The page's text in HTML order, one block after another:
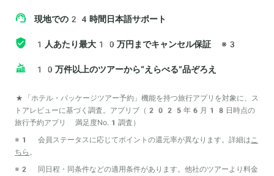
現地での24時間日本語サポート
1人あたり最大10万円までキャンセル保証 ※3
10万件以上のツアーから“えらべる”品ぞろえ
*「ホテル・パッケージツアー予約」機能を持つ旅行アプリを対象に、ス
トアレビューに基づく調査。アプリブ（2025年6月18日時点の
旅行予約アプリ 満足度No.1調査）
※1 会員ステータスに応じてポイントの還元率が異なります。詳細は こ
ちら 。
※2 同日程・同条件などの適用条件があります。他社のツアーより料金